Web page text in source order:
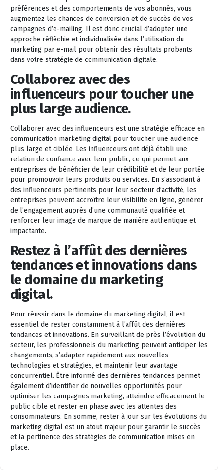
préférences et des comportements de vos abonnés, vous
augmentez les chances de conversion et de succès de vos
campagnes d’e-mailing. Il est donc crucial d’adopter une
approche réfléchie et individualisée dans l’utilisation du
marketing par e-mail pour obtenir des résultats probants
dans votre stratégie de communication digitale.
Collaborez avec des
influenceurs pour toucher une
plus large audience.
Collaborer avec des influenceurs est une stratégie efficace en
communication marketing digital pour toucher une audience
plus large et ciblée. Les influenceurs ont déjà établi une
relation de confiance avec leur public, ce qui permet aux
entreprises de bénéficier de leur crédibilité et de leur portée
pour promouvoir leurs produits ou services. En s’associant à
des influenceurs pertinents pour leur secteur d’activité, les
entreprises peuvent accroître leur visibilité en ligne, générer
de l’engagement auprès d’une communauté qualifiée et
renforcer leur image de marque de manière authentique et
impactante.
Restez à l’affût des dernières
tendances et innovations dans
le domaine du marketing
digital.
Pour réussir dans le domaine du marketing digital, il est
essentiel de rester constamment à l’affût des dernières
tendances et innovations. En surveillant de près l’évolution du
secteur, les professionnels du marketing peuvent anticiper les
changements, s’adapter rapidement aux nouvelles
technologies et stratégies, et maintenir leur avantage
concurrentiel. Être informé des dernières tendances permet
également d’identifier de nouvelles opportunités pour
optimiser les campagnes marketing, atteindre efficacement le
public cible et rester en phase avec les attentes des
consommateurs. En somme, rester à jour sur les évolutions du
marketing digital est un atout majeur pour garantir le succès
et la pertinence des stratégies de communication mises en
place.